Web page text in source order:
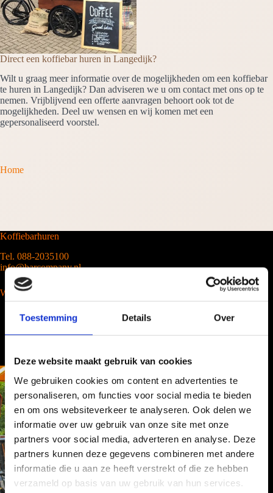
Toestemming Details Over
Deze website maakt gebruik van cookies
We gebruiken cookies om content en advertenties te
personaliseren, om functies voor social media te bieden
en om ons websiteverkeer te analyseren. Ook delen we
informatie over uw gebruik van onze site met onze
partners voor social media, adverteren en analyse. Deze
partners kunnen deze gegevens combineren met andere
informatie die u aan ze heeft verstrekt of die ze hebben
verzameld op basis van uw gebruik van hun services.
Direct een koffiebar huren in Langedijk?
Wilt u graag meer informatie over de mogelijkheden om een koffiebar
te huren in Langedijk? Dan adviseren we u om contact met ons op te
nemen. Vrijblijvend een offerte aanvragen behoort ook tot de
mogelijkheden. Deel uw wensen en wij komen met een
gepersonaliseerd voorstel.
Home
Koffiebarhuren
Tel. 088-2035100
info@barcompany.nl
Wij werken landelijk